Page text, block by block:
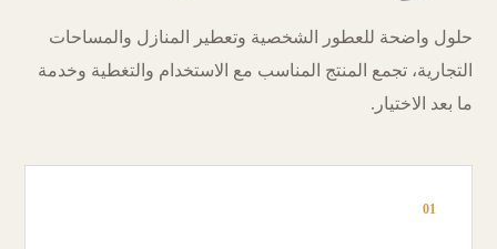
حلول واضحة للعطور الشخصية وتعطير المنازل والمساحات
التجارية، تجمع المنتج المناسب مع الاستخدام والتغطية وخدمة
ما بعد الاختيار.
01